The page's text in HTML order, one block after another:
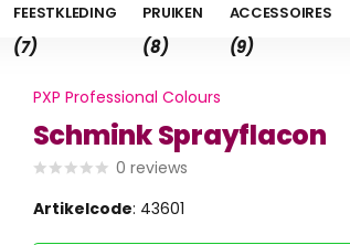
FEESTKLEDING
(7)
PRUIKEN
(8)
ACCESSOIRES
(9)
PXP Professional Colours
Schmink Sprayflacon
0 reviews
Artikelcode: 43601